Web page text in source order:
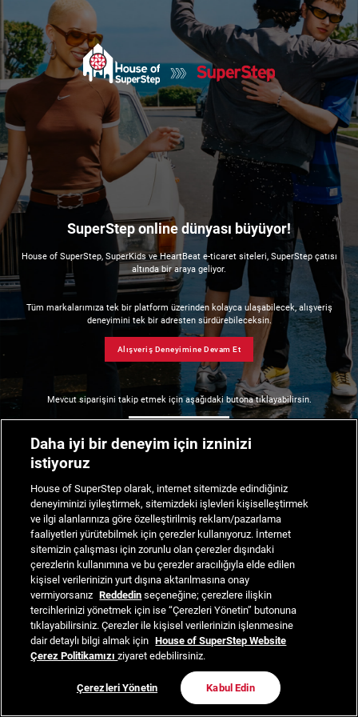
SuperStep online dünyası büyüyor!
House of SuperStep, SuperKids ve HeartBeat e-ticaret siteleri, SuperStep çatısı
altında bir araya geliyor.
Tüm markalarımıza tek bir platform üzerinden kolayca ulaşabilecek, alışveriş
deneyimini tek bir adresten sürdürebileceksin.
Alışveriş Deneyimine Devam Et
Mevcut siparişini takip etmek için aşağıdaki butona tıklayabilirsin.
Daha iyi bir deneyim için izninizi
istiyoruz
House of SuperStep olarak, internet sitemizde edindiğiniz
deneyiminizi iyileştirmek, sitemizdeki işlevleri kişiselleştirmek
ve ilgi alanlarınıza göre özelleştirilmiş reklam/pazarlama
faaliyetleri yürütebilmek için çerezler kullanıyoruz. İnternet
sitemizin çalışması için zorunlu olan çerezler dışındaki
çerezlerin kullanımına ve bu çerezler aracılığıyla elde edilen
kişisel verilerinizin yurt dışına aktarılmasına onay
vermiyorsanız Reddedin seçeneğine; çerezlere ilişkin
tercihlerinizi yönetmek için ise “Çerezleri Yönetin” butonuna
tıklayabilirsiniz. Çerezler ile kişisel verilerinizin işlenmesine
dair detaylı bilgi almak için House of SuperStep Website
Çerez Politikamızıziyaret edebilirsiniz.
Çerezleri Yönetin Kabul Edin